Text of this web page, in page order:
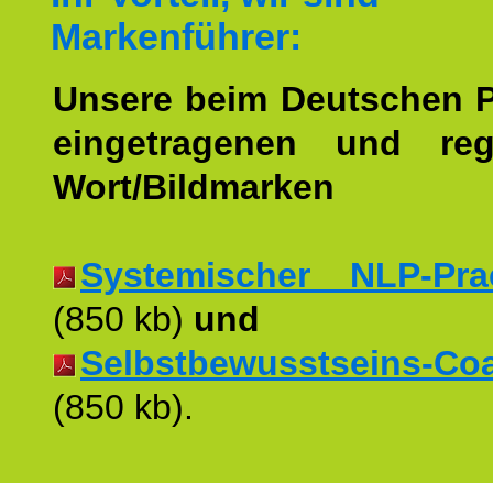
Markenführer:
Unsere beim Deutschen
eingetragenen und
Wort/Bildmarken
Systemischer NLP-
(850 kb) und
Selbstbewusstseins-
(850 kb).